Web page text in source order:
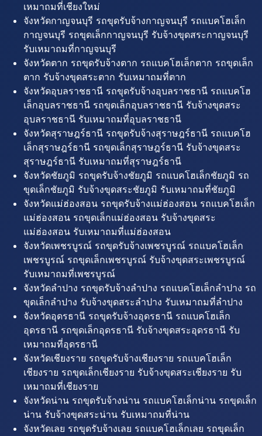
เหมาถมที่เชียงใหม่
จังหวัดกาญจนบุรี รถขุดรับจ้างกาญจนบุรี รถแบคโฮเล็ก
กาญจนบุรี รถขุดเล็กกาญจนบุรี รับจ้างขุดสระกาญจนบุรี
รับเหมาถมที่กาญจนบุรี
จังหวัดตาก รถขุดรับจ้างตาก รถแบคโฮเล็กตาก รถขุดเล็ก
ตาก รับจ้างขุดสระตาก รับเหมาถมที่ตาก
จังหวัดอุบลราชธานี รถขุดรับจ้างอุบลราชธานี รถแบคโฮ
เล็กอุบลราชธานี รถขุดเล็กอุบลราชธานี รับจ้างขุดสระ
อุบลราชธานี รับเหมาถมที่อุบลราชธานี
จังหวัดสุราษฎร์ธานี รถขุดรับจ้างสุราษฎร์ธานี รถแบคโฮ
เล็กสุราษฎร์ธานี รถขุดเล็กสุราษฎร์ธานี รับจ้างขุดสระ
สุราษฎร์ธานี รับเหมาถมที่สุราษฎร์ธานี
จังหวัดชัยภูมิ รถขุดรับจ้างชัยภูมิ รถแบคโฮเล็กชัยภูมิ รถ
ขุดเล็กชัยภูมิ รับจ้างขุดสระชัยภูมิ รับเหมาถมที่ชัยภูมิ
จังหวัดแม่ฮ่องสอน รถขุดรับจ้างแม่ฮ่องสอน รถแบคโฮเล็ก
แม่ฮ่องสอน รถขุดเล็กแม่ฮ่องสอน รับจ้างขุดสระ
แม่ฮ่องสอน รับเหมาถมที่แม่ฮ่องสอน
จังหวัดเพชรบูรณ์ รถขุดรับจ้างเพชรบูรณ์ รถแบคโฮเล็ก
เพชรบูรณ์ รถขุดเล็กเพชรบูรณ์ รับจ้างขุดสระเพชรบูรณ์
รับเหมาถมที่เพชรบูรณ์
จังหวัดลำปาง รถขุดรับจ้างลำปาง รถแบคโฮเล็กลำปาง รถ
ขุดเล็กลำปาง รับจ้างขุดสระลำปาง รับเหมาถมที่ลำปาง
จังหวัดอุดรธานี รถขุดรับจ้างอุดรธานี รถแบคโฮเล็ก
อุดรธานี รถขุดเล็กอุดรธานี รับจ้างขุดสระอุดรธานี รับ
เหมาถมที่อุดรธานี
จังหวัดเชียงราย รถขุดรับจ้างเชียงราย รถแบคโฮเล็ก
เชียงราย รถขุดเล็กเชียงราย รับจ้างขุดสระเชียงราย รับ
เหมาถมที่เชียงราย
จังหวัดน่าน รถขุดรับจ้างน่าน รถแบคโฮเล็กน่าน รถขุดเล็ก
น่าน รับจ้างขุดสระน่าน รับเหมาถมที่น่าน
จังหวัดเลย รถขุดรับจ้างเลย รถแบคโฮเล็กเลย รถขุดเล็ก